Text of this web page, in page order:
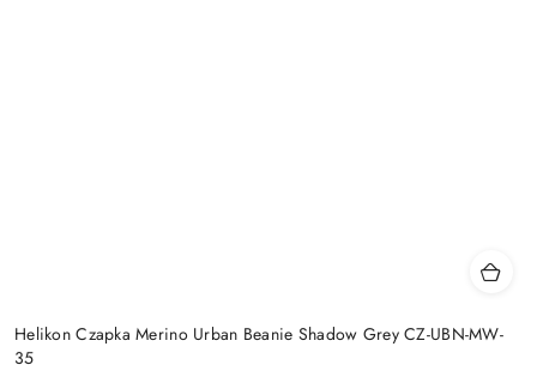
Helikon Czapka Merino Urban Beanie Shadow Grey CZ-UBN-MW-
35